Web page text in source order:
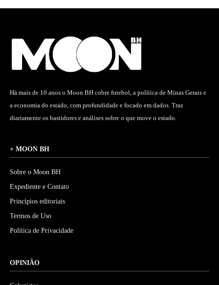
Há mais de 10 anos o Moon BH cobre futebol, a política de Minas Gerais e
a economia do estado, com profundidade e focado em dados. Traz
diariamente os bastidores e análises sobre o que move o estado.
+ MOON BH
Sobre o Moon BH
Expediente e Contato
Princípios editoriais
Termos de Uso
Política de Privacidade
OPINIÃO